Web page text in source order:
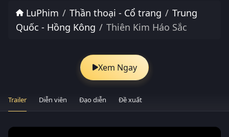
LuPhim Thần thoại - Cổ trang
Trung
Quốc - Hồng Kông
Thiên Kim Háo Sắc
Xem Ngay
Trailer Diễn viên Đạo diễn Đề xuất